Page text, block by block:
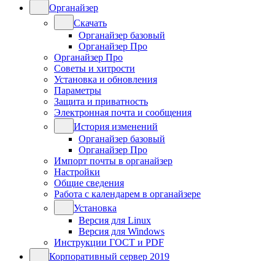
Органайзер
Скачать
Органайзер базовый
Органайзер Про
Органайзер Про
Советы и хитрости
Установка и обновления
Параметры
Защита и приватность
Электронная почта и сообщения
История изменений
Органайзер базовый
Органайзер Про
Импорт почты в органайзер
Настройки
Общие сведения
Работа с календарем в органайзере
Установка
Версия для Linux
Версия для Windows
Инструкции ГОСТ и PDF
Корпоративный сервер 2019